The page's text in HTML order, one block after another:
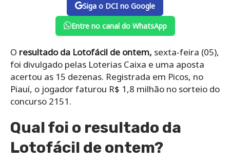
Siga o DCI no Google
Entre no canal do WhatsApp
O resultado da Lotofácil de ontem, sexta-feira (05),
foi divulgado pelas Loterias Caixa e uma aposta
acertou as 15 dezenas. Registrada em Picos, no
Piauí, o jogador faturou R$ 1,8 milhão no sorteio do
concurso 2151.
Qual foi o resultado da
Lotofácil de ontem?